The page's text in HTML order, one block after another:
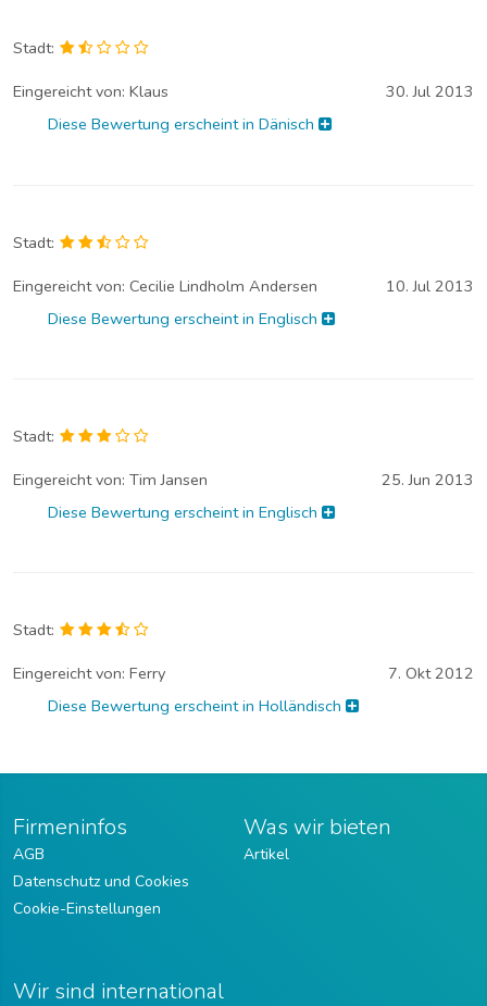
Stadt:
Eingereicht von: Klaus
30. Jul 2013
Diese Bewertung erscheint in Dänisch
Stadt:
Eingereicht von: Cecilie Lindholm Andersen
10. Jul 2013
Diese Bewertung erscheint in Englisch
Stadt:
Eingereicht von: Tim Jansen
25. Jun 2013
Diese Bewertung erscheint in Englisch
Stadt:
Eingereicht von: Ferry
7. Okt 2012
Diese Bewertung erscheint in Holländisch
Firmeninfos
AGB
Datenschutz und Cookies
Cookie-Einstellungen
Was wir bieten
Artikel
Wir sind international